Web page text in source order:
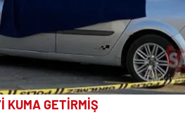
KUMA GETİRMİŞ